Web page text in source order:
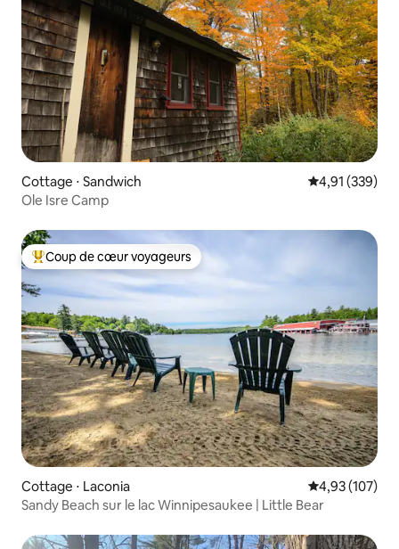
Cottage ⋅ Sandwich Évaluation
4,91 (339)
Ole Isre Camp
Coups de cœur voyageurs les plus appréciés
Coup de cœur voyageurs
Cottage ⋅ Laconia Évaluation
4,93 (107)
Sandy Beach sur le lac Winnipesaukee | Little Bear